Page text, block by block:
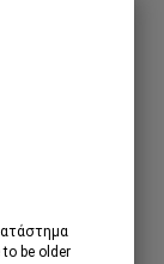
be older